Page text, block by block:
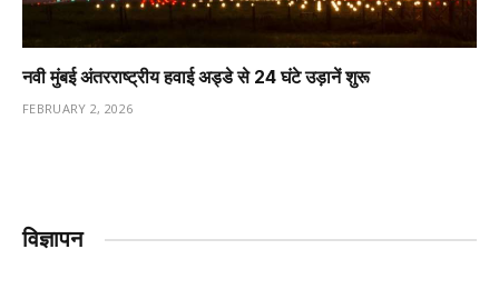
नवी मुंबई अंतरराष्ट्रीय हवाई अड्डे से 24 घंटे उड़ानें शुरू
FEBRUARY 2, 2026
विज्ञापन